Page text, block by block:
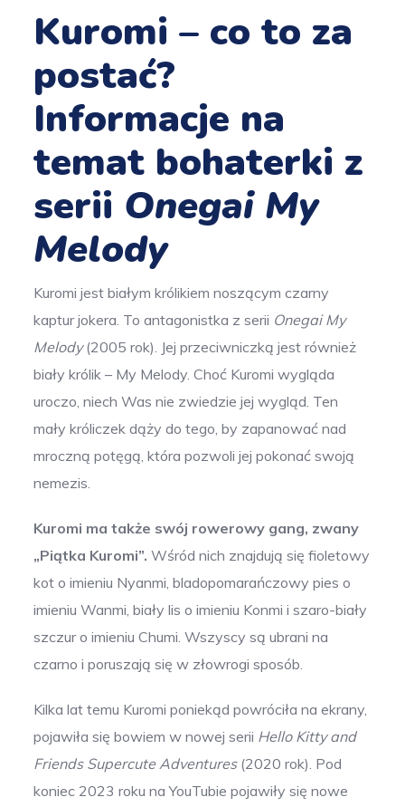
Kuromi – co to za
postać?
Informacje na
temat bohaterki z
serii Onegai My
Melody
Kuromi jest białym królikiem noszącym czarny
kaptur jokera. To antagonistka z serii Onegai My
Melody(2005 rok). Jej przeciwniczką jest również
biały królik – My Melody. Choć Kuromi wygląda
uroczo, niech Was nie zwiedzie jej wygląd. Ten
mały króliczek dąży do tego, by zapanować nad
mroczną potęgą, która pozwoli jej pokonać swoją
nemezis.
Kuromi ma także swój rowerowy gang, zwany
„Piątka Kuromi”. Wśród nich znajdują się fioletowy
kot o imieniu Nyanmi, bladopomarańczowy pies o
imieniu Wanmi, biały lis o imieniu Konmi i szaro-biały
szczur o imieniu Chumi. Wszyscy są ubrani na
czarno i poruszają się w złowrogi sposób.
Kilka lat temu Kuromi poniekąd powróciła na ekrany,
pojawiła się bowiem w nowej serii Hello Kitty and
Friends Supercute Adventures(2020 rok). Pod
koniec 2023 roku na YouTubie pojawiły się nowe